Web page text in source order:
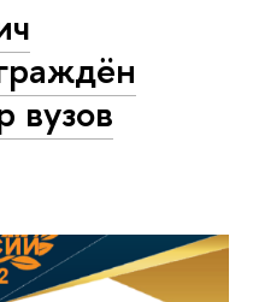
вузов